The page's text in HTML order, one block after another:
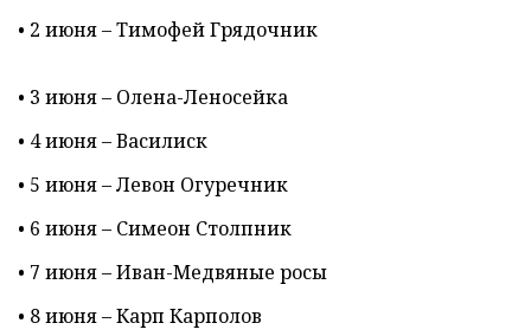
• 2 июня – Тимофей Грядочник
• 3 июня – Олена-Леносейка
• 4 июня – Василиск
• 5 июня – Левон Огуречник
• 6 июня – Симеон Столпник
• 7 июня – Иван-Медвяные росы
• 8 июня – Карп Карполов